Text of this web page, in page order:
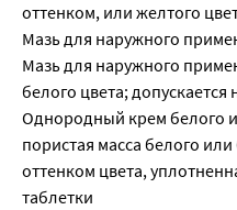
оттенком, или желтого
Мазь для наружного
Мазь для наружного
белого цвета; допускается
Однородный крем белого
пористая масса белого
оттенком цвета,
таблетки